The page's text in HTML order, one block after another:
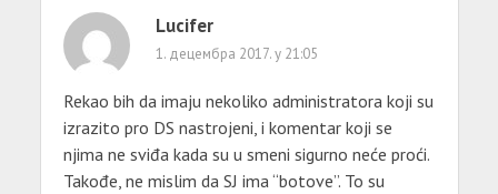
Lucifer
1. децембра 2017. у 21:05
Rekao bih da imaju nekoliko administratora koji su
izrazito pro DS nastrojeni, i komentar koji se
njima ne sviđa kada su u smeni sigurno neće proći.
Takođe, ne mislim da SJ ima “botove”. To su